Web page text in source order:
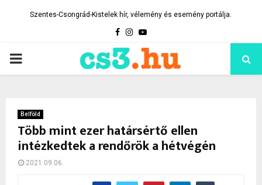
Szentes-Csongrád-Kistelek hír, vélemény és esemény portálja.
Facebook
Instagram
Youtube
PRIMARY
Belföld
Több mint ezer határsértő ellen
intézkedtek a rendőrök a hétvégén
2021.09.06.